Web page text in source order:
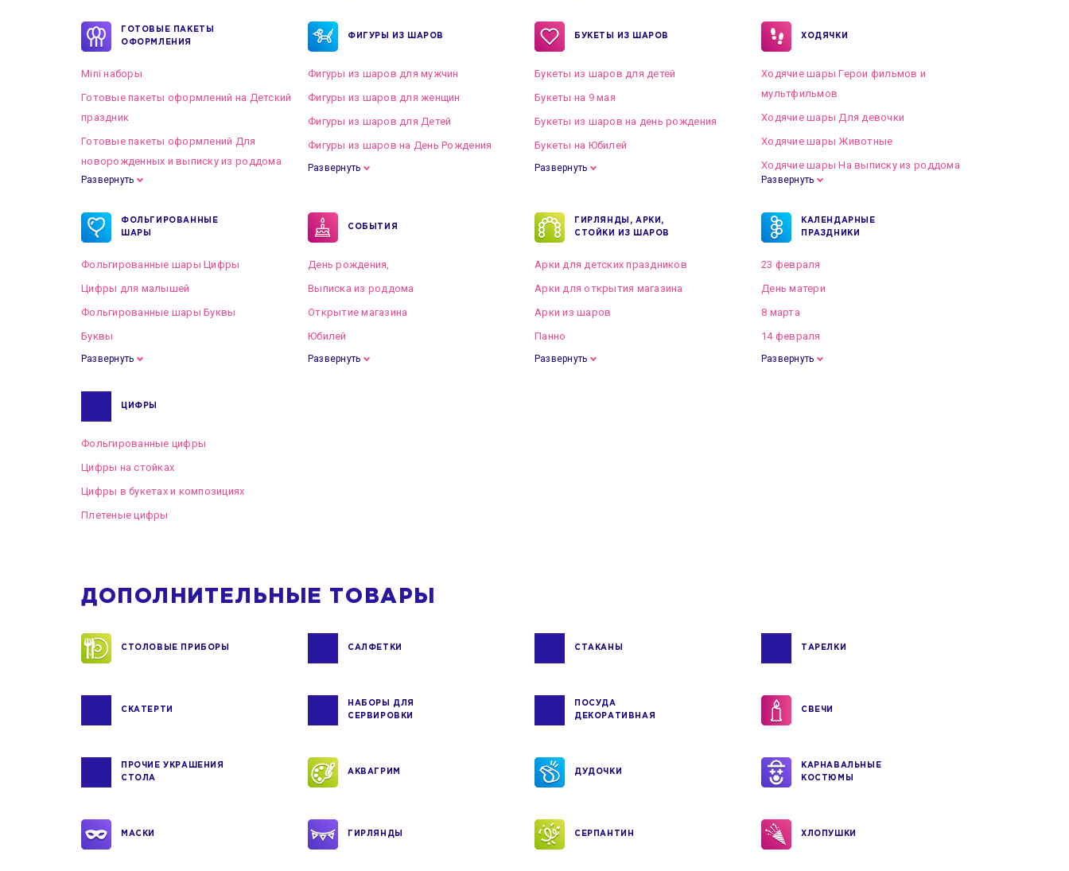
ГОТОВЫЕ ПАКЕТЫ
ОФОРМЛЕНИЯ
Mini наборы
Готовые пакеты оформлений на Детский
праздник
Готовые пакеты оформлений Для
новорожденных и выписку из роддома
Готовые пакеты оформлений на Свадьбу
Развернуть
ФИГУРЫ ИЗ ШАРОВ
Фигуры из шаров для мужчин
Фигуры из шаров для женщин
Фигуры из шаров для Детей
Фигуры из шаров на День Рождения
Развернуть
БУКЕТЫ ИЗ ШАРОВ
Букеты из шаров для детей
Букеты на 9 мая
Букеты из шаров на день рождения
Букеты на Юбилей
Развернуть
ХОДЯЧКИ
Ходячие шары Герои фильмов и
мультфильмов
Ходячие шары Для девочки
Ходячие шары Животные
Ходячие шары На выписку из роддома
Развернуть
ФОЛЬГИРОВАННЫЕ
ШАРЫ
Фольгированные шары Цифры
Цифры для малышей
Фольгированные шары Буквы
Буквы
Развернуть
СОБЫТИЯ
День рождения,
Выписка из роддома
Открытие магазина
Юбилей
Развернуть
ГИРЛЯНДЫ, АРКИ,
СТОЙКИ ИЗ ШАРОВ
Арки для детских праздников
Арки для открытия магазина
Арки из шаров
Панно
Развернуть
КАЛЕНДАРНЫЕ
ПРАЗДНИКИ
23 февраля
День матери
8 марта
14 февраля
Развернуть
ЦИФРЫ
Фольгированные цифры
Цифры на стойках
Цифры в букетах и композициях
Плетеные цифры
ДОПОЛНИТЕЛЬНЫЕ ТОВАРЫ
СТОЛОВЫЕ ПРИБОРЫ САЛФЕТКИ СТАКАНЫ ТАРЕЛКИ
СКАТЕРТИ
НАБОРЫ ДЛЯ
СЕРВИРОВКИ
ПОСУДА
ДЕКОРАТИВНАЯ
СВЕЧИ
ПРОЧИЕ УКРАШЕНИЯ
СТОЛА
АКВАГРИМ ДУДОЧКИ
КАРНАВАЛЬНЫЕ
КОСТЮМЫ
МАСКИ ГИРЛЯНДЫ СЕРПАНТИН ХЛОПУШКИ